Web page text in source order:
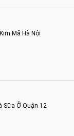
Mã Hà Nội
Sữa Ở Quận 12